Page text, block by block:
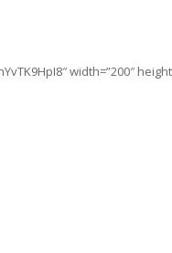
width=”200″